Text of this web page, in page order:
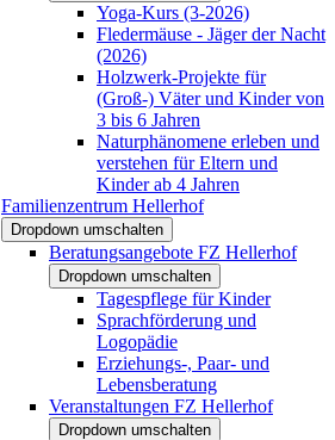
Yoga-Kurs (3-2026)
Fledermäuse - Jäger der Nacht
(2026)
Holzwerk-Projekte für
(Groß-) Väter und Kinder von
3 bis 6 Jahren
Naturphänomene erleben und
verstehen für Eltern und
Kinder ab 4 Jahren
Familienzentrum Hellerhof
Dropdown umschalten
Beratungsangebote FZ Hellerhof
Dropdown umschalten
Tagespflege für Kinder
Sprachförderung und
Logopädie
Erziehungs-, Paar- und
Lebensberatung
Veranstaltungen FZ Hellerhof
Dropdown umschalten